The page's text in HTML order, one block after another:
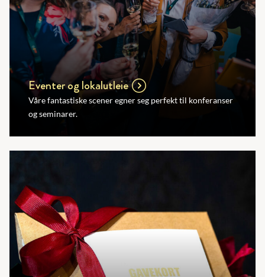
Eventer og lokalutleie
Våre fantastiske scener egner seg perfekt til konferanser
og seminarer.